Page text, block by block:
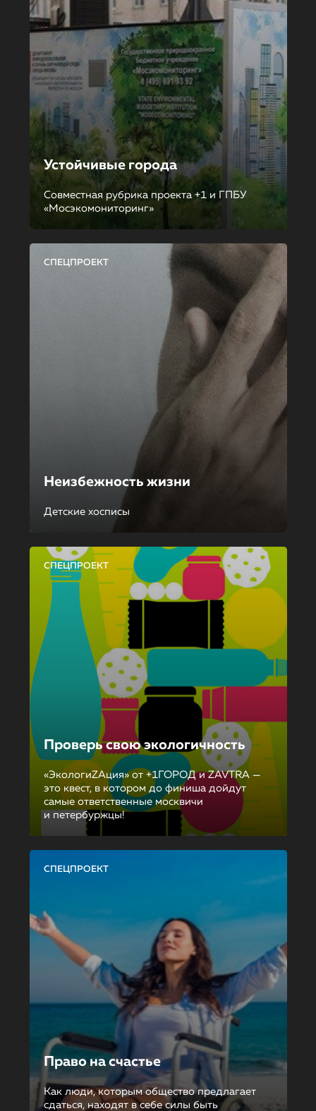
Устойчивые города
Совместная рубрика проекта +1 и ГПБУ
«Мосэкомониторинг»
СПЕЦПРОЕКТ
Неизбежность жизни
Детские хосписы
СПЕЦПРОЕКТ
Проверь свою экологичность
«ЭкологиZAция» от +1ГОРОД и ZAVTRA —
это квест, в котором до финиша дойдут
самые ответственные москвичи
и петербуржцы!
СПЕЦПРОЕКТ
Право на счастье
Как люди, которым общество предлагает
сдаться, находят в себе силы быть